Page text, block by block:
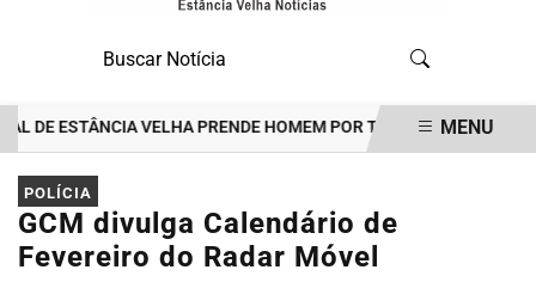
ESTÂNCIA VELHA PRENDE HOMEM POR TENTATIVA DE
EM ALTA
MENU
POLÍCIA
GCM divulga Calendário de
Fevereiro do Radar Móvel